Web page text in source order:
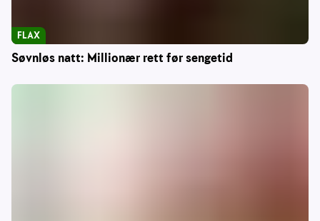
Søvnløs natt: Millionær rett før sengetid
FLAX